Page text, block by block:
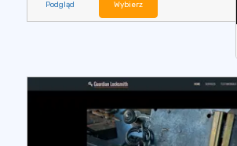
Podgląd Wybierz